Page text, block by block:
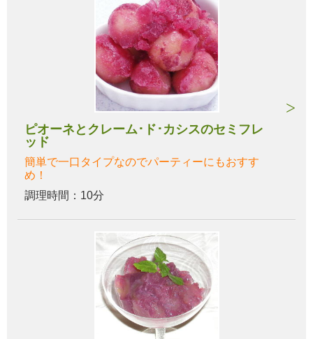
ピオーネとクレーム･ド･カシスのセミフレ
ッド
簡単で一口タイプなのでパーティーにもおすす
め！
調理時間：10分